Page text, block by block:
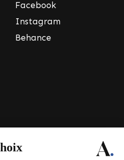
Facebook
Instagram
Behance